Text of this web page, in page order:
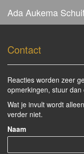
Ada Aukema
Contact
Reacties worden zeer
opmerkingen, stuur
Wat je invult wordt
verder niet.
Naam